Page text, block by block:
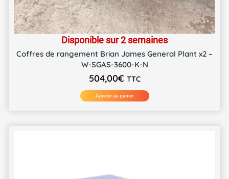
Disponible sur 2 semaines
Coffres de rangement Brian James General Plant x2 –
W-SGAS-3600-K-N
504,00€ TTC
Ajouter au panier